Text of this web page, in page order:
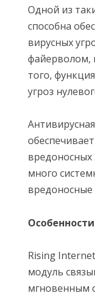
Одной из
способна
вирусных
файерволом,
того,
угроз
вредоносных
много
Особенности
Rising
модуль
мгновенным